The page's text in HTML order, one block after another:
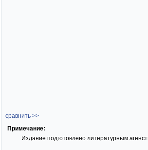
сравнить >>
Примечание:
Издание подготовлено литературным